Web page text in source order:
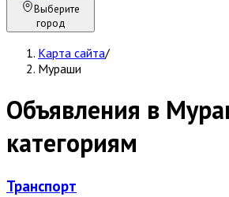
Выберите
город
Карта сайта/
Мураши
Объявления в
категориям
Транспорт